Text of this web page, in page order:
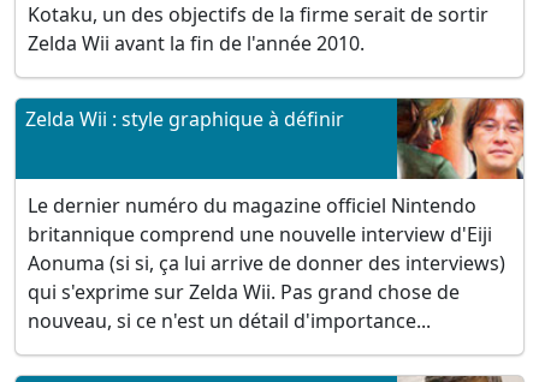
Kotaku, un des objectifs de la firme serait de sortir
Zelda Wii avant la fin de l'année 2010.
Zelda Wii : style graphique à définir
Le dernier numéro du magazine officiel Nintendo
britannique comprend une nouvelle interview d'Eiji
Aonuma (si si, ça lui arrive de donner des interviews)
qui s'exprime sur Zelda Wii. Pas grand chose de
nouveau, si ce n'est un détail d'importance...